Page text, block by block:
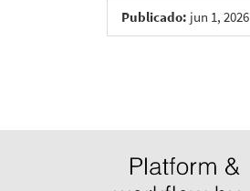
Publicado: jun 1, 2026